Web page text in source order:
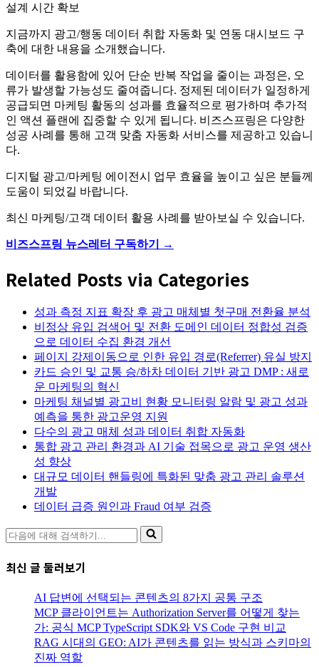
설계 시간 확보
지금까지 광고/행동 데이터 취합 자동화 및 연동 대시보드 구
축에 대한 내용을 소개했습니다.
데이터를 활용함에 있어 단순 반복 작업을 줄이는 과정은, 오
류가 발생할 가능성도 줄여줍니다. 정제된 데이터가 일정하게
공급되면 마케팅 활동의 성과를 효율적으로 평가하며 추가적
인 액션 플랜에 집중할 수 있게 됩니다. 비즈스프링은 다양한
성공 사례를 통해 고객 맞춤 자동화 서비스를 제공하고 있습니
다.
디지털 광고/마케팅 에이전시 업무 효율을 높이고 싶은 분들께
도움이 되었길 바랍니다.
최신 마케팅/고객 데이터 활용 사례를 받아보실 수 있습니다.
비즈스프링 뉴스레터 구독하기 →
Related Posts via Categories
성과 측정 지표 확장 후 광고 매체별 첫구매 전환율 분석
비정상 유입 검색어 및 전환 도메인 데이터 정합성 검증
으로 데이터 수집 환경 개선
페이지 강제이동으로 인한 유입 경로(Referrer) 유실 방지
카드 승인 및 교통 승/하차 데이터 기반 광고 DMP : 새로
운 마케팅의 혁신
마케팅 채널별 광고비 현황 모니터링 알람 및 광고 성과
예측을 통한 광고운영 지원
다수의 광고 매체 성과 데이터 취합 자동화
통합 광고 관리 환경과 AI 기술 접목으로 광고 운영 생산
성 향상
대규모 데이터 핸들링에 특화된 맞춤 광고 관리 솔루션
개발
데이터 급증 원인과 Fraud 여부 검증
다
음
에
대
최신 글 둘러보기
AI 답변에 선택되는 콘텐츠의 8가지 공통 구조
MCP 클라이언트는 Authorization Server를 어떻게 찾는
가: 공식 MCP TypeScript SDK와 VS Code 구현 비교
RAG 시대의 GEO: AI가 콘텐츠를 읽는 방식과 스키마의
진짜 역할